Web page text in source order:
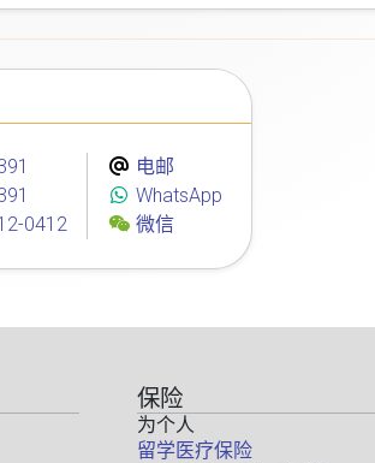
0412
电邮
WhatsApp
微信
保险
为个人
留学医疗保险